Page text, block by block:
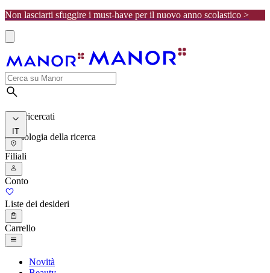
Non lasciarti sfuggire i must-have per il nuovo anno scolastico >
I più ricercati
Cronologia della ricerca
IT
Filiali
Conto
Liste dei desideri
Carrello
Novità